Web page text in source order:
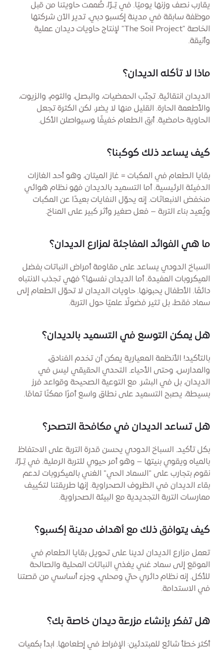
يقارب نصف وزنها يوميًا. في تِـرّا، صُممت حاويتنا من قبل
موظفة سابقة في مدينة إكسبو دبي، تدير الآن شركتها
الخاصة "The Soil Project" لإنتاج حاويات ديدان عملية
وأنيقة.
ماذا لا تأكله الديدان؟
الديدان انتقائية. تجنّب الحمضيات، والبصل، والثوم، والزيوت،
والأطعمة الحارة. القليل منها لا يضر، لكن الكثرة تجعل
الحاوية حامضية. أبقِ الطعام خفيفًا وسيواصلن الأكل.
كيف يساعد ذلك كوكبنا؟
بقايا الطعام في المكبات = غاز الميثان، وهو أحد الغازات
الدفيئة الرئيسية. أما التسميد بالديدان فهو نظام هوائي
منخفض الانبعاثات. إنه يحوّل النفايات بعيدًا عن المكبات
ويُعيد بناء التربة – فعل صغير وأثر كبير على المناخ.
ما هي الفوائد المفاجئة لمزارع الديدان؟
السباخ الدودي يساعد على مقاومة أمراض النباتات بفضل
الميكروبات المفيدة. أما الديدان نفسها؟ فهي تجذب الانتباه
دائمًا. الأطفال يحبونها. حاويات الديدان لا تحوّل الطعام إلى
سماد فقط، بل تثير فضولًا علميًا حول التربة.
هل يمكن التوسع في التسميد بالديدان؟
بالتأكيد! الأنظمة المعيارية يمكن أن تخدم الفنادق،
والمدارس، وحتى الأحياء. التحدي الحقيقي ليس في
الديدان، بل في البشر. مع التوعية الصحيحة وقواعد فرز
بسيطة، يصبح التسميد على نطاق واسع أمرًا ممكنًا تمامًا.
هل تساعد الديدان في مكافحة التصحر؟
بكل تأكيد. السباخ الدودي يحسن قدرة التربة على الاحتفاظ
بالمياه ويقوي بنيتها – وهو أمر حيوي للتربة الرملية. في تِـرّا،
نقوم بتجارب على "السماد الحي" الغني بالميكروبات لدعم
بقاء الديدان في الظروف الصحراوية. إنها طريقتنا لتكييف
ممارسات التربة التجديدية مع البيئة الصحراوية.
كيف يتوافق ذلك مع أهداف مدينة إكسبو؟
تعمل مزارع الديدان لدينا على تحويل بقايا الطعام في
الموقع إلى سماد غني يغذي النباتات المحلية والصالحة
للأكل. إنه نظام دائري حيّ ومحلي، وجزء أساسي من قصتنا
في الاستدامة.
هل تفكر بإنشاء مزرعة ديدان خاصة بك؟
أكثر خطأ شائع للمبتدئين: الإفراط في إطعامها. ابدأ بكميات